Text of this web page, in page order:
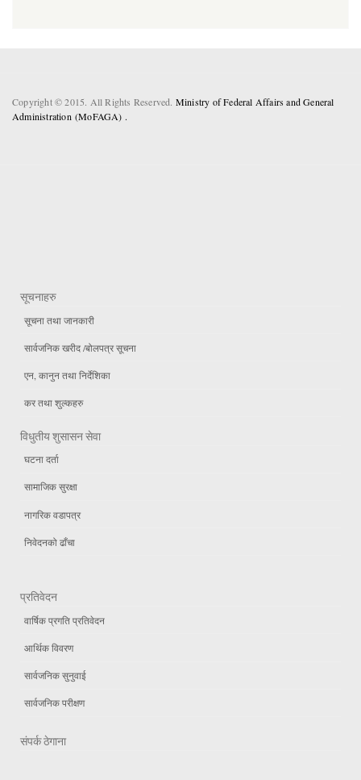
Copyright © 2015. All Rights Reserved. Ministry of Federal Affairs and General
Administration (MoFAGA) .
सूचनाहरु
सूचना तथा जानकारी
सार्वजनिक खरीद /बोलपत्र सूचना
एन, कानुन तथा निर्देशिका
कर तथा शुल्कहरु
विधुतीय शुसासन सेवा
घटना दर्ता
सामाजिक सुरक्षा
नागरिक वडापत्र
निवेदनको ढाँचा
प्रतिवेदन
वार्षिक प्रगति प्रतिवेदन
आर्थिक विवरण
सार्वजनिक सुनुवाई
सार्वजनिक परीक्षण
संपर्क ठेगाना